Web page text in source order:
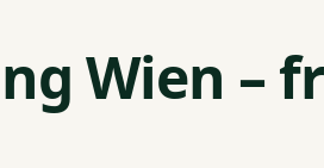
Wien –